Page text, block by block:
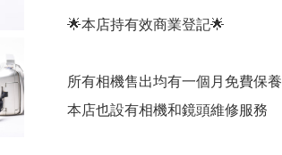
🌟本店持有效商業登記🌟
所有相機售出均有一個月免費保養
本店也設有相機和鏡頭維修服務